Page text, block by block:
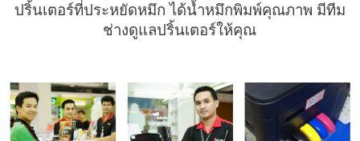
ปริ้นเตอร์ที่ประหยัดหมึก ได้น้ำหมึกพิมพ์คุณภาพ มีทีม
ช่างดูแลปริ้นเตอร์ให้คุณ